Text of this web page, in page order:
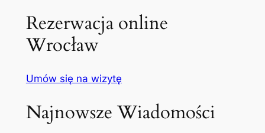
Rezerwacja online
Wrocław
Umów się na wizytę
Najnowsze Wiadomości